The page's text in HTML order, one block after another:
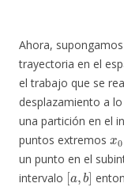
Ahora,
trayectoria en el
el trabajo que se
desplazamiento a
una partición en el
puntos extremos
x0
un punto en el
intervalo
[a, b]